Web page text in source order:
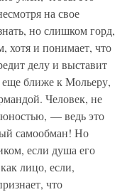
на свое
но слишком горд,
хотя и понимает, что
делу и выставит
ближе к Мольеру,
Человек, не
юностью, — ведь это
самообман! Но
если душа его
лицо, если,
что